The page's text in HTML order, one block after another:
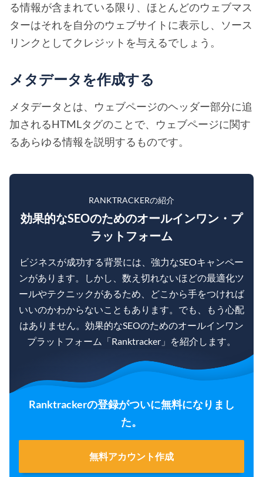
る情報が含まれている限り、ほとんどのウェブマス
ターはそれを自分のウェブサイトに表示し、ソース
リンクとしてクレジットを与えるでしょう。
メタデータを作成する
メタデータとは、ウェブページのヘッダー部分に追
加されるHTMLタグのことで、ウェブページに関す
るあらゆる情報を説明するものです。
RANKTRACKERの紹介
効果的なSEOのためのオールインワン・プ
ラットフォーム
ビジネスが成功する背景には、強力なSEOキャンペー
ンがあります。しかし、数え切れないほどの最適化ツ
ールやテクニックがあるため、どこから手をつければ
いいのかわからないこともあります。でも、もう心配
はありません。効果的なSEOのためのオールインワン
プラットフォーム「Ranktracker」を紹介します。
Ranktrackerの登録がついに無料になりまし
た。
無料アカウント作成